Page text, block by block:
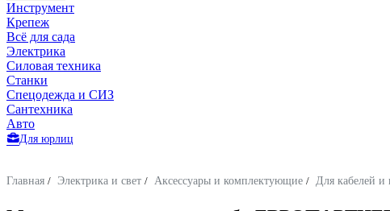
Инструмент
Крепеж
Всё для сада
Электрика
Силовая техника
Станки
Спецодежда и СИЗ
Сантехника
Авто
Для юрлиц
Главная / Электрика и свет / Аксессуары и комплектующие / Для кабелей и